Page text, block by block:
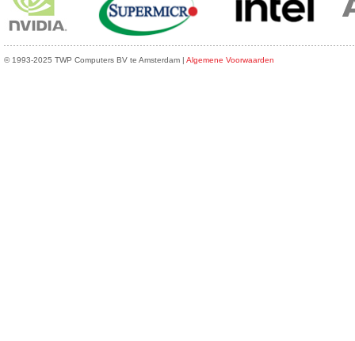
© 1993-2025 TWP Computers BV te Amsterdam | Algemene Voorwaarden